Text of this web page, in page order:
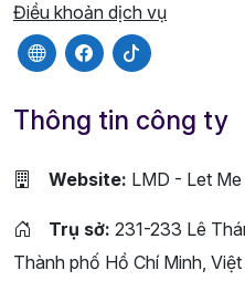
Điều khoản dịch vụ
Thông tin công ty
Website: LMD - Let Me
Trụ sở: 231-233 Lê
Thành phố Hồ Chí Minh,